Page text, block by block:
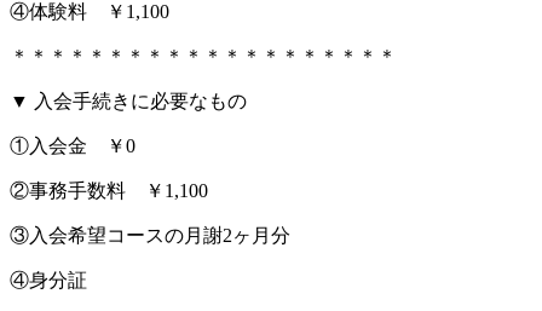
④体験料 ￥1,100
＊＊＊＊＊＊＊＊＊＊＊＊＊＊＊＊＊＊＊＊
▼ 入会手続きに必要なもの
①入会金 ￥0
②事務手数料 ￥1,100
③入会希望コースの月謝2ヶ月分
④身分証